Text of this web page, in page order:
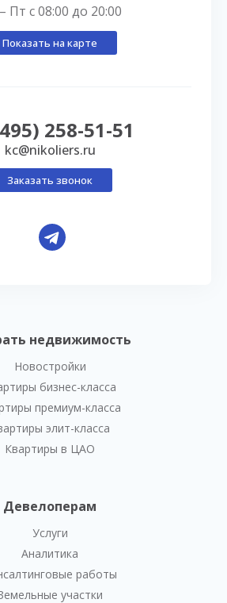
недвижимость
Новостройки
бизнес-класса
премиум-класса
элит-класса
Квартиры в ЦАО
Девелоперам
Услуги
Аналитика
работы
участки
Пт с 08:00 до 20:00
Показать на карте
258-51-51
kc@nikoliers.ru
Заказать звонок